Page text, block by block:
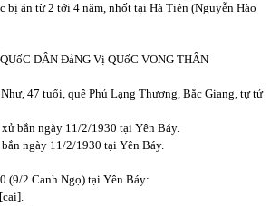
bị án từ 2 tới 4 năm, nhốt tại Hà Tiên (Nguyễn Hào
DÂN ĐảNG Vị QUốC VONG THÂN
47 tuổi, quê Phủ Lạng Thương, Bắc Giang, tự tử
bắn ngày 11/2/1930 tại Yên Báy.
ngày 11/2/1930 tại Yên Báy.
(9/2 Canh Ngọ) tại Yên Báy: